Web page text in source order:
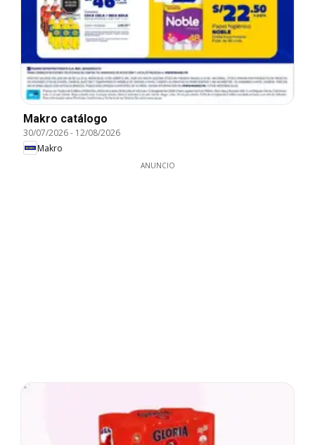
Makro catálogo
30/07/2026- 12/08/2026
Makro
ANUNCIO